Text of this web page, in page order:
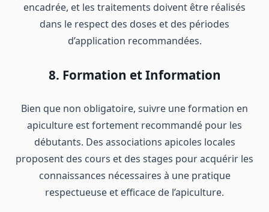
encadrée, et les traitements doivent être réalisés
dans le respect des doses et des périodes
d’application recommandées.
8. Formation et Information
Bien que non obligatoire, suivre une formation en
apiculture est fortement recommandé pour les
débutants. Des associations apicoles locales
proposent des cours et des stages pour acquérir les
connaissances nécessaires à une pratique
respectueuse et efficace de l’apiculture.